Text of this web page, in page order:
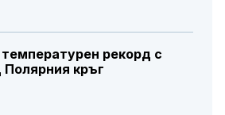
рекорд с
Полярния кръг